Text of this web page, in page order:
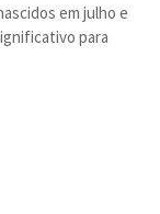
em julho e
para